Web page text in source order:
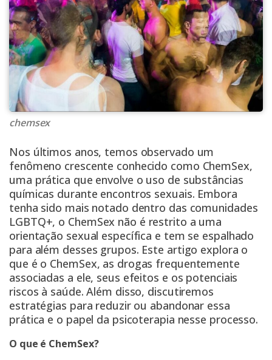
chemsex
Nos últimos anos, temos observado um
fenômeno crescente conhecido como ChemSex,
uma prática que envolve o uso de substâncias
químicas durante encontros sexuais. Embora
tenha sido mais notado dentro das comunidades
LGBTQ+, o ChemSex não é restrito a uma
orientação sexual específica e tem se espalhado
para além desses grupos. Este artigo explora o
que é o ChemSex, as drogas frequentemente
associadas a ele, seus efeitos e os potenciais
riscos à saúde. Além disso, discutiremos
estratégias para reduzir ou abandonar essa
prática e o papel da psicoterapia nesse processo.
O que é ChemSex?